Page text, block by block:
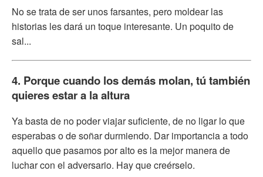
No se trata de ser unos farsantes, pero moldear las
historias les dará un toque interesante. Un poquito de
sal...
4. Porque cuando los demás molan, tú también
quieres estar a la altura
Ya basta de no poder viajar suficiente, de no ligar lo que
esperabas o de soñar durmiendo. Dar importancia a todo
aquello que pasamos por alto es la mejor manera de
luchar con el adversario. Hay que creérselo.